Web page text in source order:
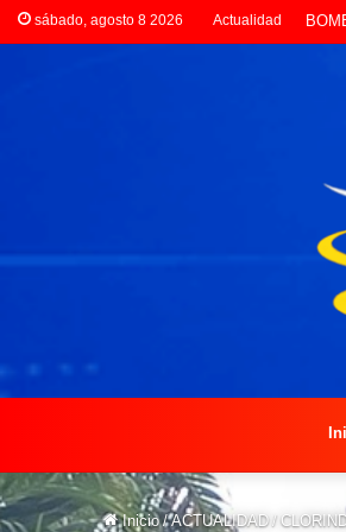
sábado, agosto 8 2026 Actualidad LA
Inicio / ACTUALIDAD /